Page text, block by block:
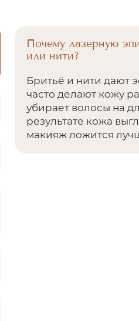
Почему лазерную
или нити?
Бритьё и нити дают
часто делают кожу
убирает волосы на
результате кожа
макияж ложится